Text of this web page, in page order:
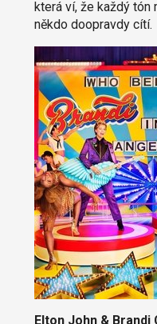
která ví, že každý tón
někdo doopravdy cítí.
Elton John & Brandi